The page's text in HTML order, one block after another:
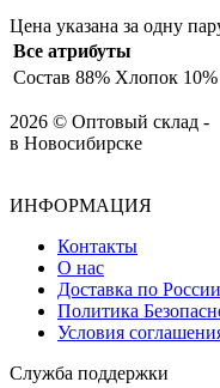
Цена указана за одну
Все атрибуты
Состав 88% Хлопок
2026 © Оптовый склад -
в Новосибирске
ИНФОРМАЦИЯ
Контакты
О нас
Доставка по России
Политика
Условия
Служба поддержки